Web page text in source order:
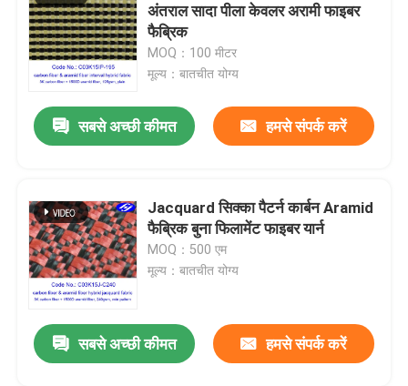
अंतराल सादा पीला केवलर अरामी फाइबर
फैब्रिक
MOQ：100 मीटर
मूल्य：बातचीत योग्य
सबसे अच्छी कीमत हमसे संपर्क करें
Jacquard सिक्का पैटर्न कार्बन Aramid
फैब्रिक बुना फिलामेंट फाइबर यार्न
MOQ：500 एम
मूल्य：बातचीत योग्य
सबसे अच्छी कीमत हमसे संपर्क करें